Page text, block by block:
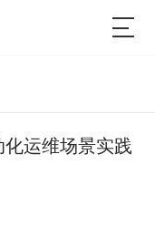
化运维场景实践